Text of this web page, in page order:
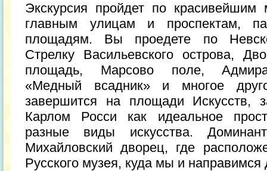
Экскурсия пройдет по
главным улицам и проспектам,
площадям. Вы проедете по
Стрелку Васильевского острова,
площадь, Марсово поле,
«Медный всадник» и многое
завершится на площади Искусств,
Карлом Росси как идеальное
разные виды искусства.
Михайловский дворец, где
Русского музея, куда мы и